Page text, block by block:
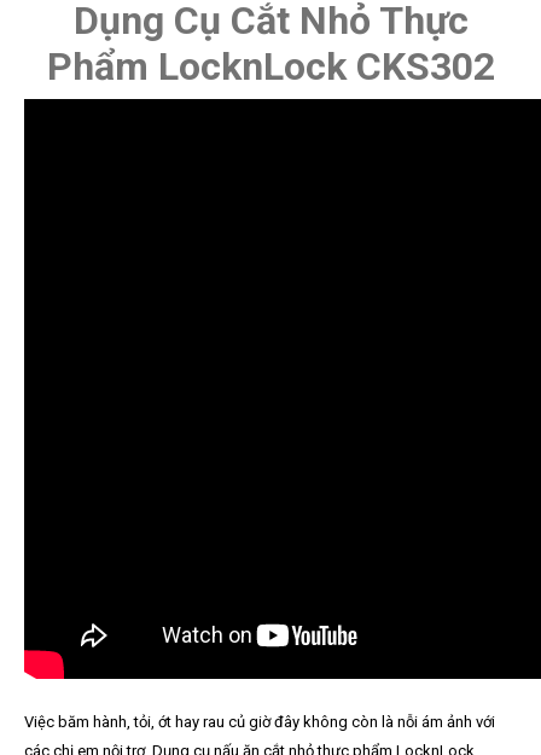
Dụng Cụ Cắt Nhỏ Thực
Phẩm LocknLock CKS302
Việc băm hành, tỏi, ớt hay rau củ giờ đây không còn là nỗi ám ảnh với
các chị em nội trợ. Dụng cụ nấu ăn cắt nhỏ thực phẩm LocknLock